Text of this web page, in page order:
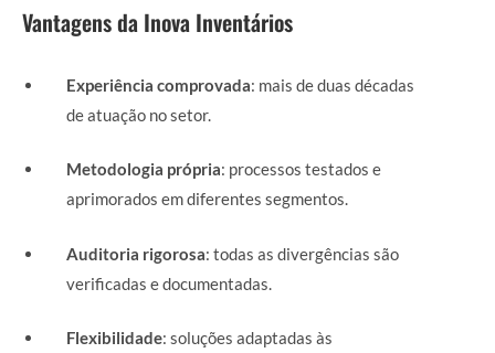
Vantagens da Inova Inventários
Experiência comprovada: mais de duas décadas
de atuação no setor.
Metodologia própria: processos testados e
aprimorados em diferentes segmentos.
Auditoria rigorosa: todas as divergências são
verificadas e documentadas.
Flexibilidade: soluções adaptadas às